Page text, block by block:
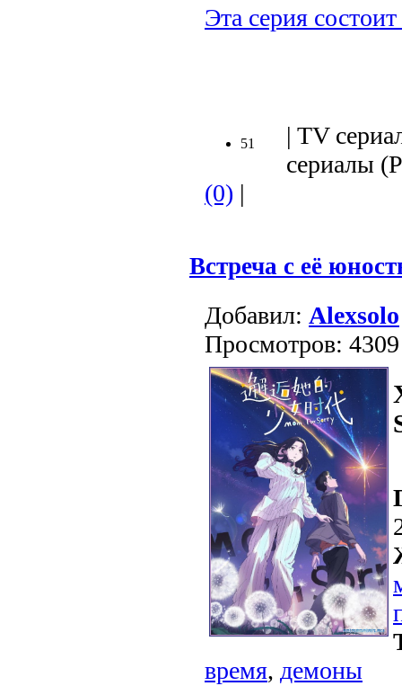
Эта серия
51
| TV
сериалы
(0) |
Встреча с её
Добавил: Alexsolo
Просмотров: 4309
время, демоны